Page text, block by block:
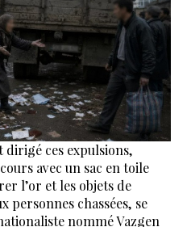
dirigé ces expulsions,
avec un sac en toile
l’or et les objets de
personnes chassées, se
nommé Vazgen